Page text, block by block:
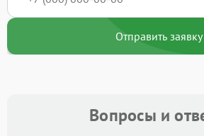
Отправить заявку
Вопросы и